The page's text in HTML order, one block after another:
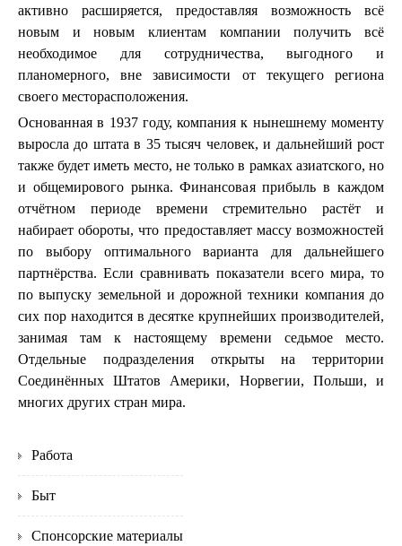
активно расширяется, предоставляя возможность всё
новым и новым клиентам компании получить всё
необходимое для сотрудничества, выгодного и
планомерного, вне зависимости от текущего региона
своего месторасположения.
Основанная в 1937 году, компания к нынешнему моменту
выросла до штата в 35 тысяч человек, и дальнейший рост
также будет иметь место, не только в рамках азиатского, но
и общемирового рынка. Финансовая прибыль в каждом
отчётном периоде времени стремительно растёт и
набирает обороты, что предоставляет массу возможностей
по выбору оптимального варианта для дальнейшего
партнёрства. Если сравнивать показатели всего мира, то
по выпуску земельной и дорожной техники компания до
сих пор находится в десятке крупнейших производителей,
занимая там к настоящему времени седьмое место.
Отдельные подразделения открыты на территории
Соединённых Штатов Америки, Норвегии, Польши, и
многих других стран мира.
Работа
Быт
Спонсорские материалы